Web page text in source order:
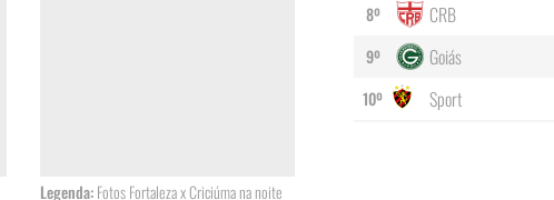
Legenda:Fotos Fortaleza x Criciúma na noite
8º
CRB
9º
Goiás
10º
Sport